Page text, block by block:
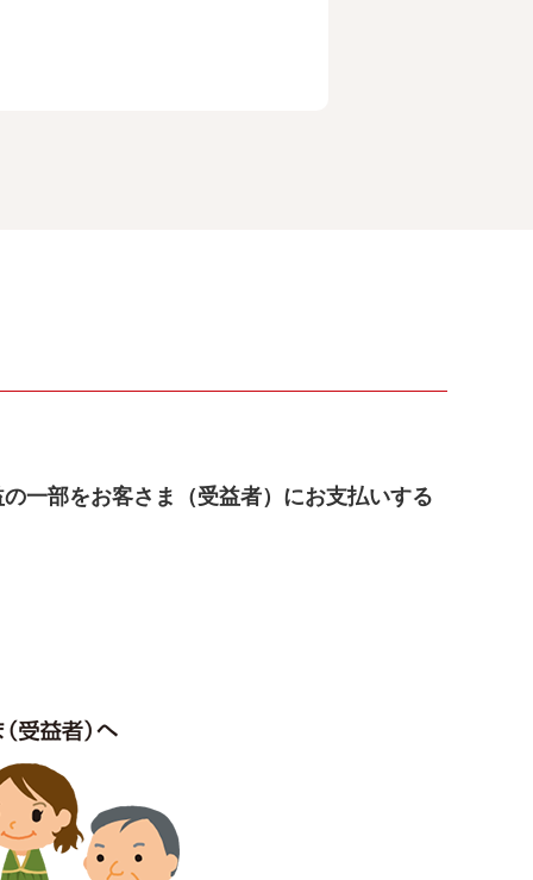
一部をお客さま（受益者）にお支払いする